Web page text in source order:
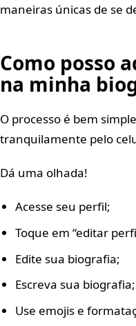
maneiras únicas de se
Como posso
na minha
O processo é bem
tranquilamente pelo
Dá uma olhada!
Acesse seu perfil;
Toque em “editar
Edite sua biografia;
Escreva sua biografia;
Use emojis e